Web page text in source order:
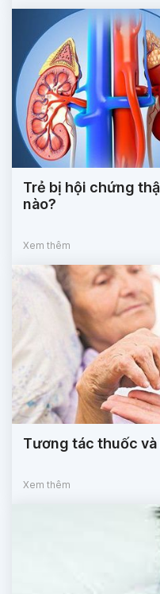
Trẻ bị hội chứng
nào?
Xem thêm
Tương tác thuốc
Xem thêm